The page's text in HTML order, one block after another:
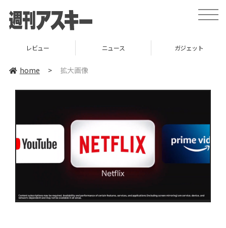
toggle
レビュー ニュース ガジェット
home > 拡大画像